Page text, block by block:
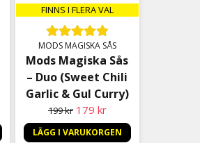
FINNS I FLERA VAL
MODS MAGISKA SÅS
Mods Magiska Sås
– Duo (Sweet Chili
Garlic & Gul Curry)
199 kr 179 kr
LÄGG I VARUKORGEN